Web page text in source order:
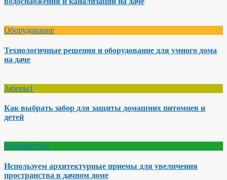
Оборудование
Технологичные решения и оборудование для умного дома
на даче
Заборы1
Как выбрать забор для защиты домашних питомцев и
детей
Архитектура
Используем архитектурные приемы для увеличения
пространства в дачном доме